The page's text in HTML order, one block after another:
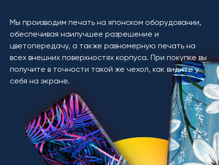
Мы производим печать на японском оборудовании,
обеспечивая наилучшее разрешение и
цветопередачу, а также равномерную печать на
всех внешних поверхностях корпуса. При покупке вы
получите в точности такой же чехол, как видите у
себя на экране.